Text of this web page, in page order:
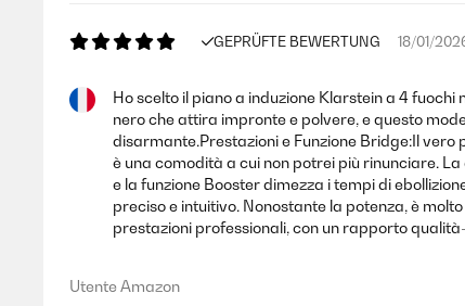
GEPRÜFTE BEWERTUNG 18/01/
Ho scelto il piano a induzione Klarstein a 4
nero che attira impronte e polvere, e questo
disarmante.Prestazioni e Funzione Bridge:Il
è una comodità a cui non potrei più rinunciare.
e la funzione Booster dimezza i tempi di
preciso e intuitivo. Nonostante la potenza, è
prestazioni professionali, con un rapporto
Utente Amazon